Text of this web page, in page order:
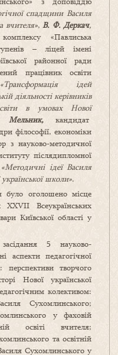
спадщини Василя
вчителя», В. Ф. Деркач,
«Павлиська
– ліцей імені
районної ради
працівник освіти
«Трансформація ідей
діяльності керівників
в умовах Нової
кандидат
філософії, економіки
з науково-методичної
післядипломної
«Методичні ідеї Василя
школи».
було оголошено місце
Всеукраїнських
Київської області у
5 науково-
аспекти педагогічної
перспективи творчого
Нової української
колективом:
Сухомлинського;
у фаховій
освіті вчителя;
та освітній
Сухомлинського у